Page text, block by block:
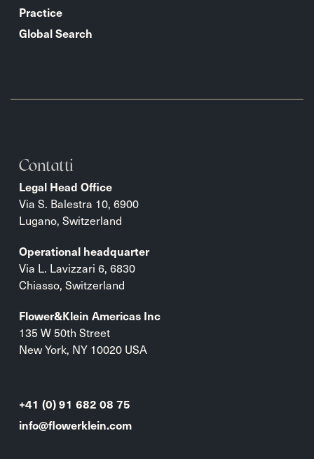
Practice
Global Search
Contatti
Legal Head Office
Via S. Balestra 10, 6900
Lugano, Switzerland
Operational headquarter
Via L. Lavizzari 6, 6830
Chiasso, Switzerland
Flower&Klein Americas Inc
135 W 50th Street
New York, NY 10020 USA
+41 (0) 91 682 08 75
info@flowerklein.com